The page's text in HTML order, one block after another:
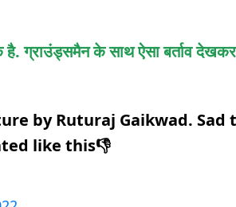
ग्राउंड्समैन के साथ ऐसा बर्ताव
by Ruturaj Gaikwad. Sad
like this👎